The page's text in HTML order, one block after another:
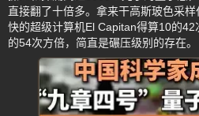
直接翻了十倍多。拿来干高斯玻色采
快的超级计算机El Capitan得算10的
的54次方倍，简直是碾压级别的存在。